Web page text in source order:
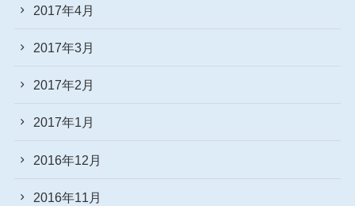
2017年4月
2017年3月
2017年2月
2017年1月
2016年12月
2016年11月